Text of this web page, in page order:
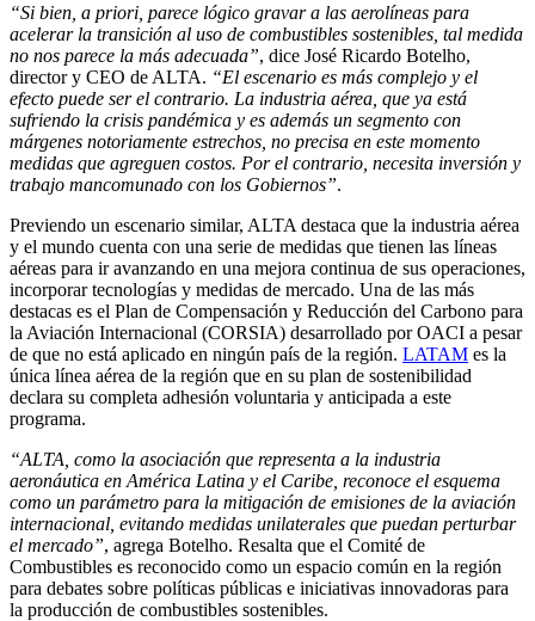
“Si bien, a priori, parece lógico gravar a las aerolíneas para
acelerar la transición al uso de combustibles sostenibles, tal medida
no nos parece la más adecuada”, dice José Ricardo Botelho,
director y CEO de ALTA. “El escenario es más complejo y el
efecto puede ser el contrario. La industria aérea, que ya está
sufriendo la crisis pandémica y es además un segmento con
márgenes notoriamente estrechos, no precisa en este momento
medidas que agreguen costos. Por el contrario, necesita inversión y
trabajo mancomunado con los Gobiernos”.
Previendo un escenario similar, ALTA destaca que la industria aérea
y el mundo cuenta con una serie de medidas que tienen las líneas
aéreas para ir avanzando en una mejora continua de sus operaciones,
incorporar tecnologías y medidas de mercado. Una de las más
destacas es el Plan de Compensación y Reducción del Carbono para
la Aviación Internacional (CORSIA) desarrollado por OACI a pesar
de que no está aplicado en ningún país de la región. LATAM es la
única línea aérea de la región que en su plan de sostenibilidad
declara su completa adhesión voluntaria y anticipada a este
programa.
“ALTA, como la asociación que representa a la industria
aeronáutica en América Latina y el Caribe, reconoce el esquema
como un parámetro para la mitigación de emisiones de la aviación
internacional, evitando medidas unilaterales que puedan perturbar
el mercado”, agrega Botelho. Resalta que el Comité de
Combustibles es reconocido como un espacio común en la región
para debates sobre políticas públicas e iniciativas innovadoras para
la producción de combustibles sostenibles.